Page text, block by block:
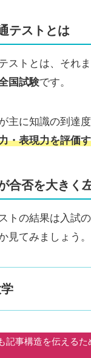
テストとは
ストとは、それ
国試験です。
主に知識の到達
・表現力を評価
合否を大きく
トの結果は入試
見てみましょう。
記事構造を伝える